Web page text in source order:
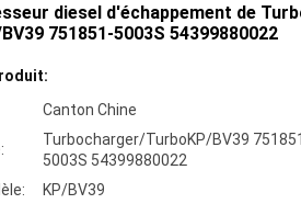
diesel d'échappement de
751851-5003S 54399880022
Canton Chine
Turbocharger/TurboKP/BV39
5003S 54399880022
KP/BV39